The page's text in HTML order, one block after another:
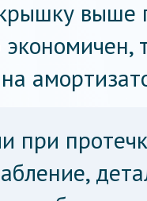
выше
при